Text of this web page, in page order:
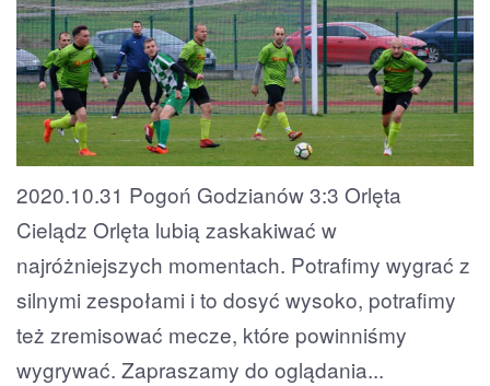
2020.10.31 Pogoń Godzianów 3:3 Orlęta
Cielądz Orlęta lubią zaskakiwać w
najróżniejszych momentach. Potrafimy wygrać z
silnymi zespołami i to dosyć wysoko, potrafimy
też zremisować mecze, które powinniśmy
wygrywać. Zapraszamy do oglądania...